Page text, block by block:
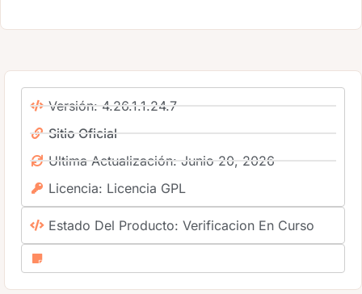
Versión: 4.26.1.1.24.7
Sitio Oficial
Ultima Actualización: Junio 20, 2026
Licencia: Licencia GPL
Estado Del Producto: Verificacion En Curso